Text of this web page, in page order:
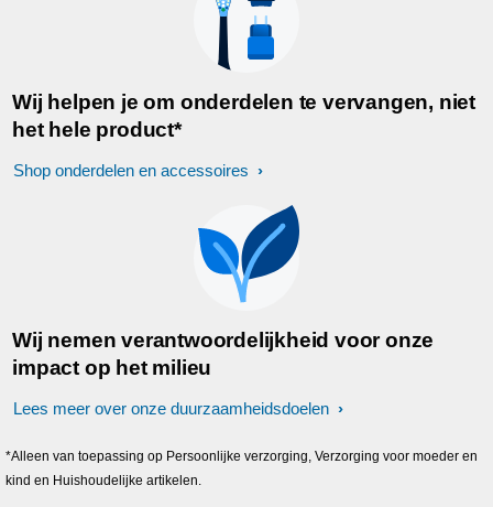
Wij helpen je om onderdelen te vervangen, niet
het hele product*
Shop onderdelen en accessoires
Wij nemen verantwoordelijkheid voor onze
impact op het milieu
Lees meer over onze duurzaamheidsdoelen
*Alleen van toepassing op Persoonlijke verzorging, Verzorging voor moeder en
kind en Huishoudelijke artikelen.